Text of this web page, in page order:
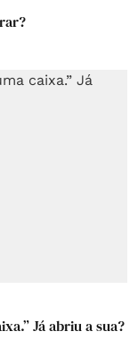
Já abriu a sua?